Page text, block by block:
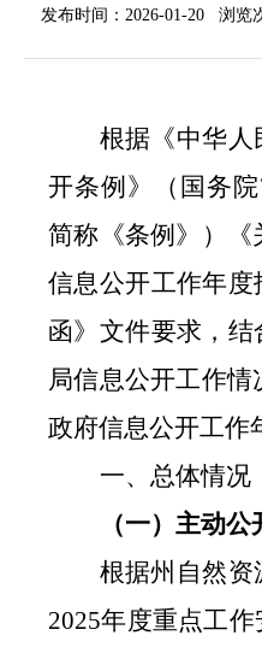
发布时间：2026-01-20 浏览
根据《中华人
开条例》（国务院
简称《条例》）《
信息公开工作年
函》文件要求，
局信息公开工作情
政府信息公开工作
一、总体情况
（一）主动
根据州自然资
2025年度重点工